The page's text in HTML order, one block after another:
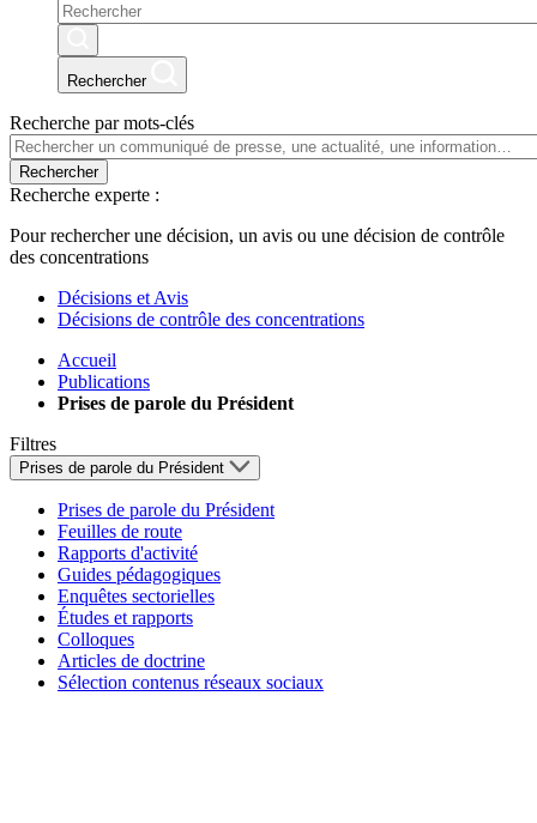
Rechercher
Recherche par mots-clés
Rechercher
Recherche experte :
Pour rechercher une décision, un avis ou une décision de contrôle
des concentrations
Décisions et Avis
Décisions de contrôle des concentrations
Accueil
Publications
Prises de parole du Président
Filtres
Prises de parole du Président
Prises de parole du Président
Feuilles de route
Rapports d'activité
Guides pédagogiques
Enquêtes sectorielles
Études et rapports
Colloques
Articles de doctrine
Sélection contenus réseaux sociaux